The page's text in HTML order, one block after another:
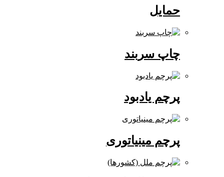
چاپ سربند
پرچم یادبود
پرچم مینیاتوری